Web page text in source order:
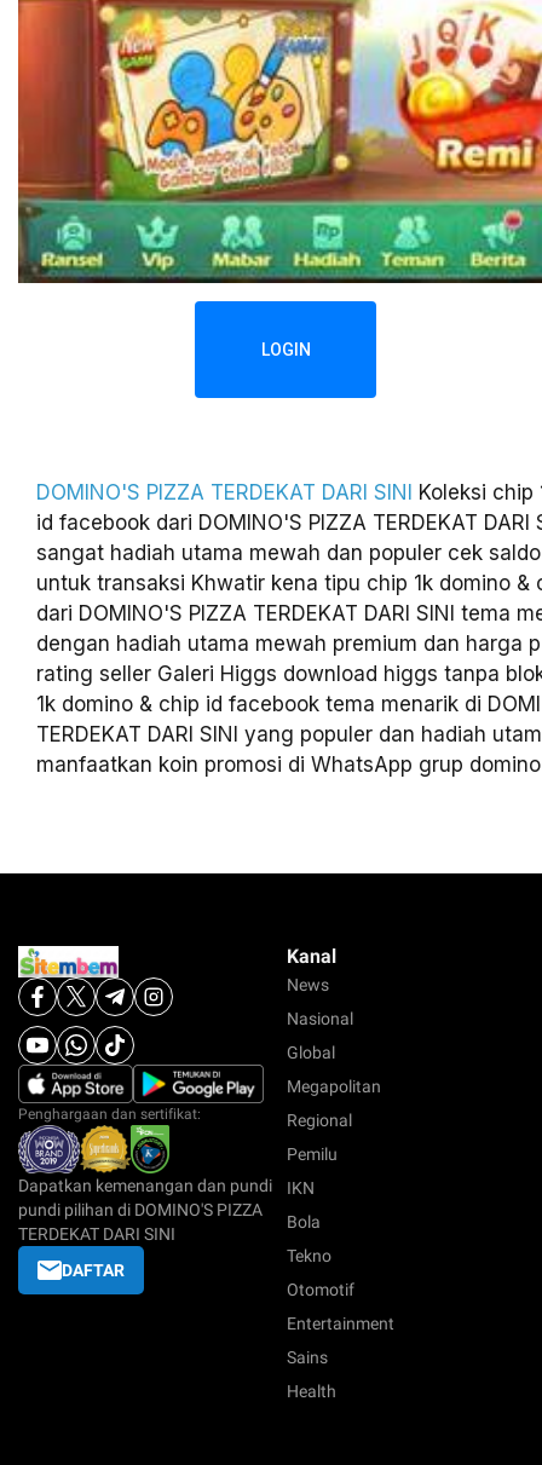
LOGIN
DOMINO'S PIZZA TERDEKAT DARI SINI
Koleksi chip
id facebook dari DOMINO'S PIZZA TERDEKAT
sangat hadiah utama mewah dan populer cek
untuk transaksi Khwatir kena tipu chip 1k domino &
dari DOMINO'S PIZZA TERDEKAT DARI SINI tema
dengan hadiah utama mewah premium dan harga
rating seller Galeri Higgs download higgs tanpa
1k domino & chip id facebook tema menarik di
TERDEKAT DARI SINI yang populer dan hadiah
manfaatkan koin promosi di WhatsApp grup
Penghargaan dan sertifikat:
Dapatkan kemenangan dan pundi
pundi pilihan di DOMINO'S PIZZA
TERDEKAT DARI SINI
DAFTAR
Kanal
News
Nasional
Global
Megapolitan
Regional
Pemilu
IKN
Bola
Tekno
Otomotif
Entertainment
Sains
Health